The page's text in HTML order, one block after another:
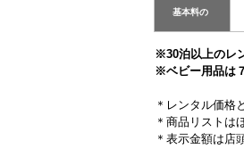
基本料の
※30泊以上のレ
※ベビー用品は
＊レンタル価格
＊商品リストは
＊表示金額は店